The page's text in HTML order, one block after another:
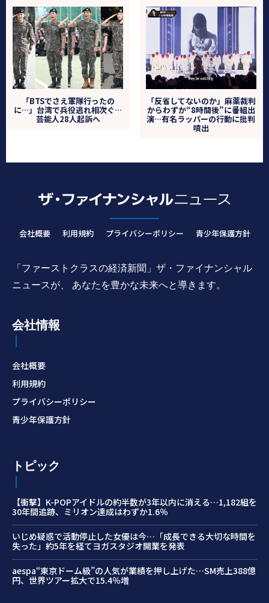
「BTSでさえ軍隊行ったの
に…」台湾で兵役逃れ相次ぐ…
芸能人28人起訴へ
「反省してないのか」麻薬裁判
からわずか“8時間後”に番組出
演…有名ラッパーの行動に批判
噴出
会社概要 利用規約 プライバシーポリシー 青少年保護方針
「ファーストクラスの経済新聞」ザ・ファイナンシャル
ニュースが、 あなたを豊かな未来へと導きます。
会社情報
会社概要
利用規約
プライバシーポリシー
青少年保護方針
トピック
【衝撃】K-POPアイドルの約半数が3年以内に消える…1,182組を
30年間追跡、ミリオン達成はわずか1.6％
いじめ疑惑で活動停止した女優は今…「成長できる大切な時間を
失った」約5年を経てヨガスタジオ開業を発表
aespa“東京ドーム級”の人気が業績を押し上げた…SM売上388億
円、世界ツアー拡大で15.4％増